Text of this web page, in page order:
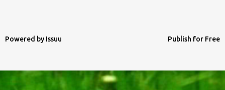
Powered by Issuu Publish for Free